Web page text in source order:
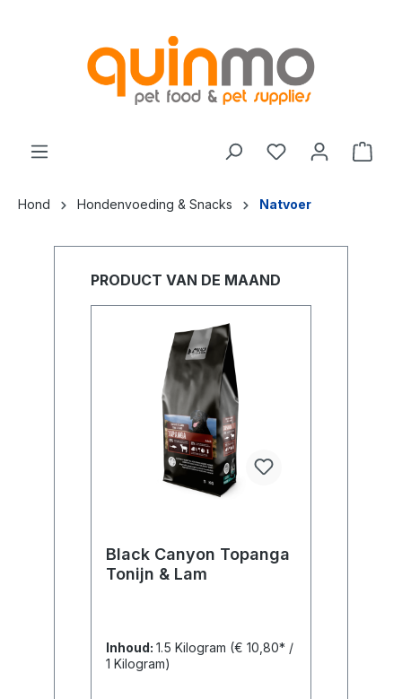
Hond Hondenvoeding & Snacks Natvoer
PRODUCT VAN DE MAAND
Black Canyon Topanga
Tonijn & Lam
Inhoud: 1.5 Kilogram (€ 10,80* /
1 Kilogram)